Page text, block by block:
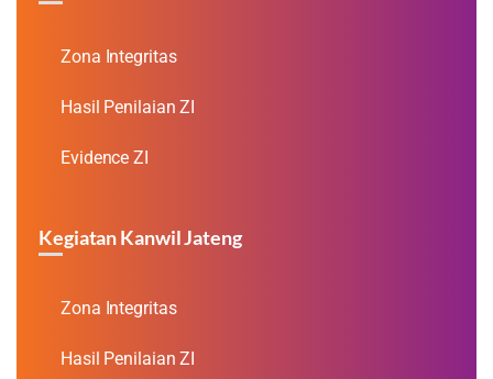
Zona Integritas
Hasil Penilaian ZI
Evidence ZI
Kegiatan Kanwil Jateng
Zona Integritas
Hasil Penilaian ZI